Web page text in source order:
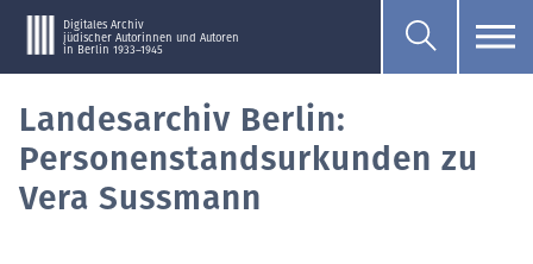
Digitales Archiv
jüdischer Autorinnen und Autoren
in Berlin 1933–1945
Landesarchiv Berlin:
Personenstandsurkunden zu
Vera Sussmann